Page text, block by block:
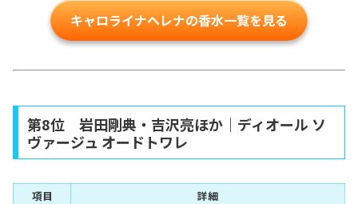
キャロライナヘレナの香水一覧を見る
第8位 岩田剛典・吉沢亮ほか｜ディオール ソ
ヴァージュ オードトワレ
項目
詳細